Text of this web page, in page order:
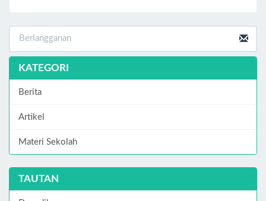
KATEGORI
Berita
Artikel
Materi Sekolah
TAUTAN